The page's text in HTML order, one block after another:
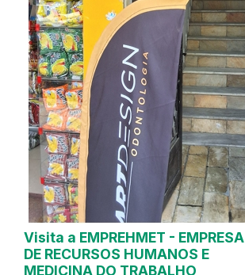
Visita a EMPREHMET - EMPRESA
DE RECURSOS HUMANOS E
MEDICINA DO TRABALHO